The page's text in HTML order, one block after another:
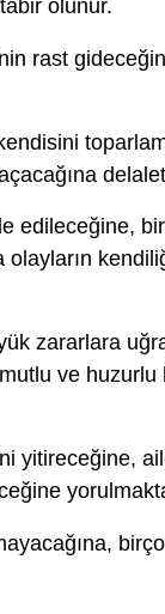
olunur.
rast
edileceğine,
olayların
zararlara
ve
yitireceğine,